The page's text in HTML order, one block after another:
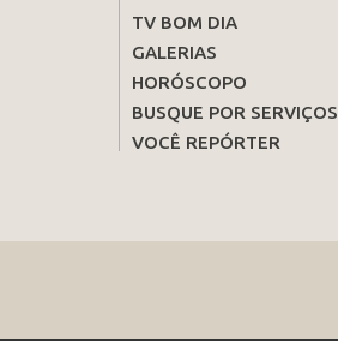
TV BOM DIA
GALERIAS
HORÓSCOPO
BUSQUE POR SERVIÇOS
VOCÊ REPÓRTER